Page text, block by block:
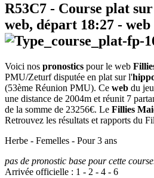
R53C7 - Course plat
web, départ 18:27 - web
Voici nos pronostics pour le web
PMU/Zeturf disputée en plat sur l'
(53ème Réunion PMU). Ce web du
une distance de 2004m et réunit 7
de la somme de 23256€. Le Fillies
Retrouvez les résultats et rapports du
Herbe - Femelles - Pour 3 ans
pas de pronostic base pour cette
Arrivée officielle : 1 - 2 - 4 - 6